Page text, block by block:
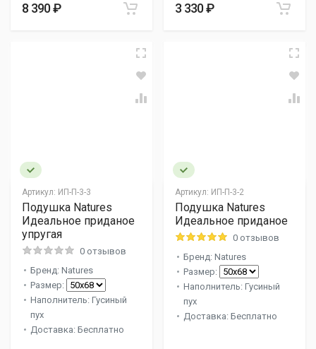
8 390 ₽ 3 330 ₽
Артикул: ИП-П-3-3
Подушка Natures
Идеальное приданое
упругая
0 отзывов
Бренд: Natures
Размер:
Наполнитель: Гусиный
пух
Доставка: Бесплатно
Артикул: ИП-П-3-2
Подушка Natures
Идеальное приданое
0 отзывов
Бренд: Natures
Размер:
Наполнитель: Гусиный
пух
Доставка: Бесплатно